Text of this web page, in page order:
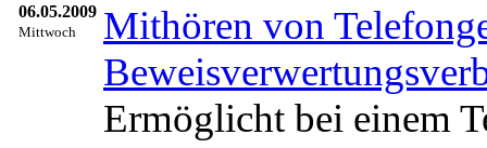
06.05.2009
Mittwoch
Mithören von
Ermöglicht bei einem